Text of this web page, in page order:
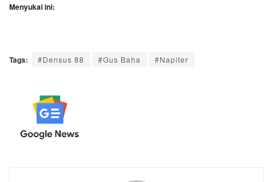
Menyukai ini:
Tags: #Densus 88 #Gus Baha #Napiter